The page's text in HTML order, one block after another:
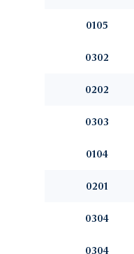
0105
0302
0202
0303
0104
0201
0304
0304